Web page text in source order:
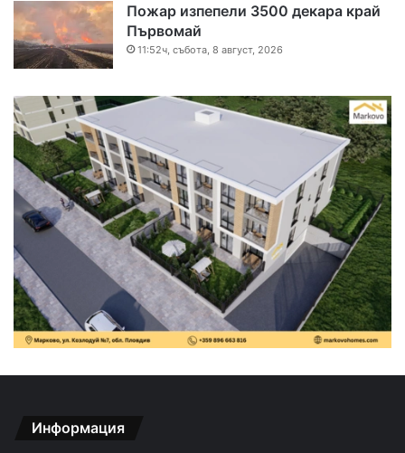
Пожар изпепели 3500 декара край
Първомай
11:52ч, събота, 8 август, 2026
Информация